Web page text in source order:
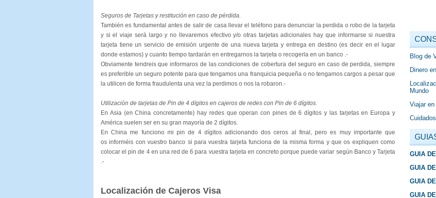
Seguros de Tarjetas y restitución en caso de pérdida.
También es fundamental antes de salir de casa llevar el teléfono para denunciar la perdida o robo de la tarjeta
y si el viaje será largo y no llevaremos efectivo y/o otras tarjetas adicionales hay que informarse si nuestra
tarjeta tiene un servicio de emisión urgente de una nueva tarjeta y entrega en destino (es decir en el lugar
donde estamos) y cuanto tiempo tardarán en entregarnos la tarjeta o recogerla en un banco .-
Obviamente tendreis que informaros de las condiciones de cobertura del seguro en caso de perdida, siempre
es preferible un seguro potente para que tengamos una franquicia pequeña o no tengamos cargos a pesar que
la utilicen de forma fraudulenta una vez la perdimos o nos la robaron.-
Utilización de tarjetas de Pin de 4 dígitos en cajeros de redes con Pin de 6 dígitos.
En Asia (en China concretamente) hay redes que operan con pines de 6 dígitos y las tarjetas en Europa y
América suelen ser en su gran mayoría de 2 dígitos.
En China me funciono mi pin de 4 dígitos adicionando dos ceros al final, pero es muy importante que
os informéis con vuestro banco si para vuestra tarjeta funciona de la misma forma y que os expliquen como
colocar el pin de 4 en una red de 6 para vuestra tarjeta en concreto porque puede variar según Banco y Tarjeta
.-
Localización de Cajeros Visa
Blog de
Dinero
Mundo
Viajar
GUIA
GUIA
GUIA
GUIA